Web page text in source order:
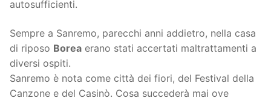
autosufficienti.
Sempre a Sanremo, parecchi anni addietro, nella casa
di riposo Borea erano stati accertati maltrattamenti a
diversi ospiti.
Sanremo è nota come città dei fiori, del Festival della
Canzone e del Casinò. Cosa succederà mai ove